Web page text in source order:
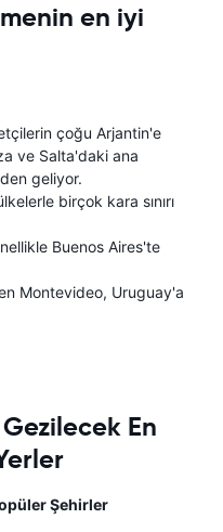
en iyi
çoğu Arjantin'e
ve Salta'daki ana
geliyor.
birçok kara sınırı
Buenos Aires'te
Montevideo, Uruguay'a
En
Şehirler